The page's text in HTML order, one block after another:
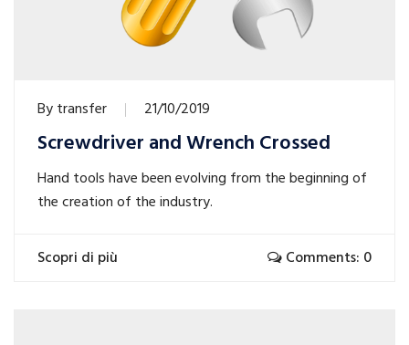
Bytransfer 21/10/2019
Screwdriver and Wrench Crossed
Hand tools have been evolving from the beginning of
the creation of the industry.
Scopri di più Comments: 0